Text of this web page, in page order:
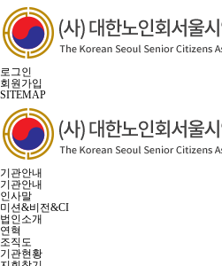
로그인
회원가입
SITEMAP
기관안내
기관안내
인사말
미션&비전&CI
법인소개
연혁
조직도
기관현황